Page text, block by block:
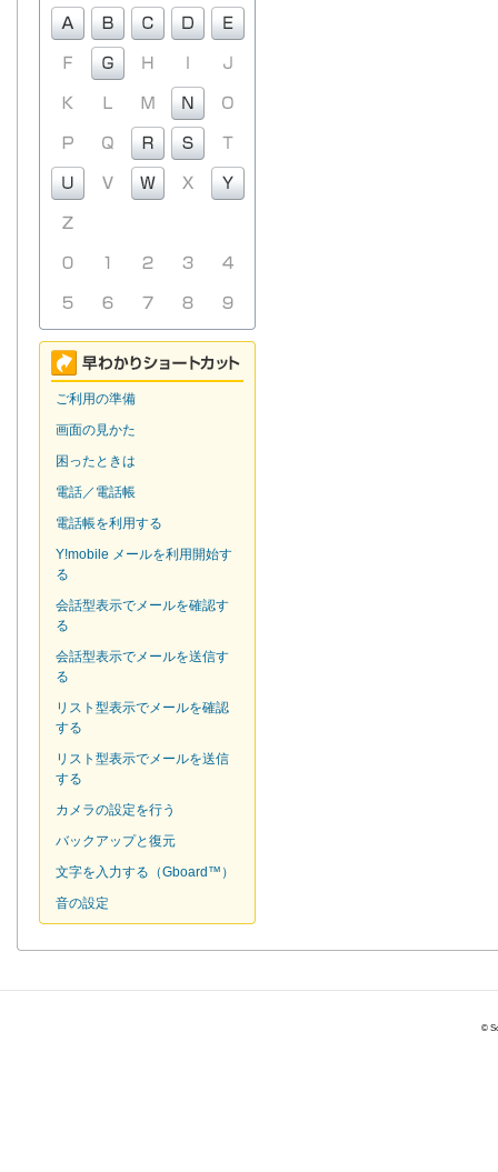
ご利用の準備
画面の見かた
困ったときは
電話／電話帳
電話帳を利用する
Y!mobile メールを利用開始す
る
会話型表示でメールを確認す
る
会話型表示でメールを送信す
る
リスト型表示でメールを確認
する
リスト型表示でメールを送信
する
カメラの設定を行う
バックアップと復元
文字を入力する（Gboard™）
音の設定
©